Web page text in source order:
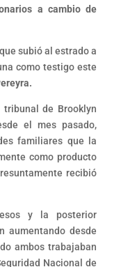
a cambio de
subió al estrado a
como testigo este
de Brooklyn
el mes pasado,
familiares que la
como producto
recibió
y la posterior
aumentando desde
ambos trabajaban
Nacional de